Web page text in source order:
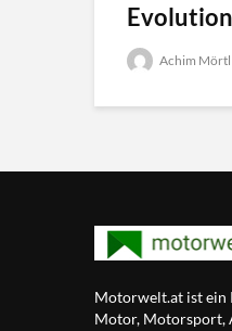
Achim Mörtl
Motorwelt.at ist ein
Motor, Motorsport,